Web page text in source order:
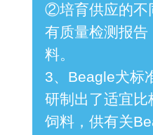
②培育供应的不
有质量检测报
料。
3、Beagle犬标
研制出了适宜
饲料，供有关